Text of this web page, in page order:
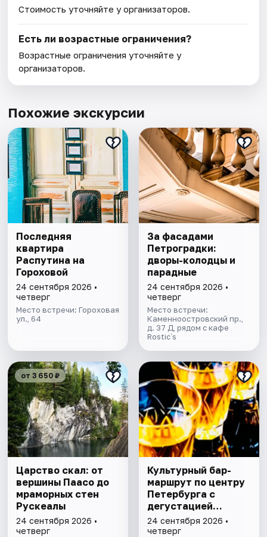
Стоимость уточняйте у организаторов.
Есть ли возрастные ограничения?
Возрастные ограничения уточняйте у
организаторов.
Похожие экскурсии
Последняя
квартира
Распутина на
Гороховой
24 сентября 2026 •
четверг
Место встречи: Гороховая
ул., 64
За фасадами
Петроградки:
дворы-колодцы и
парадные
24 сентября 2026 •
четверг
Место встречи:
Каменноостровский пр.,
д. 37 Д, рядом с кафе
Rostic`s
от 3 650 ₽
Царство скал: от
вершины Паасо до
мраморных стен
Рускеалы
24 сентября 2026 •
четверг
Культурный бар-
маршрут по центру
Петербурга с
дегустацией
питерских настоек
24 сентября 2026 •
четверг